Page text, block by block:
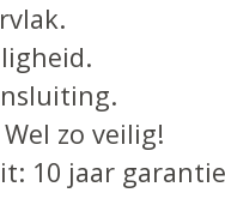
zo veilig!
10 jaar